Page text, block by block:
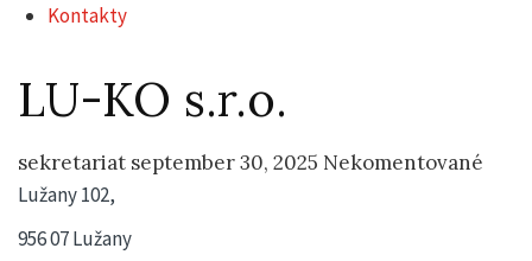
Kontakty
LU-KO s.r.o.
sekretariat september 30, 2025 Nekomentované
Lužany 102,
956 07 Lužany